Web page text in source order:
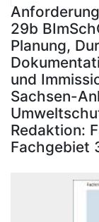
Statistiken
29b
Planung,
und
Sachsen-
Redaktion:
Fachgebiet